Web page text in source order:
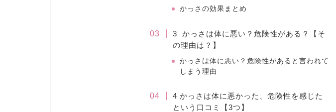
かっさの効果まとめ
3 かっさは体に悪い？危険性がある？【そ
の理由は？】
かっさは体に悪い？危険性があると言われて
しまう理由
4 かっさは体に悪かった、危険性を感じた
という口コミ【3つ】